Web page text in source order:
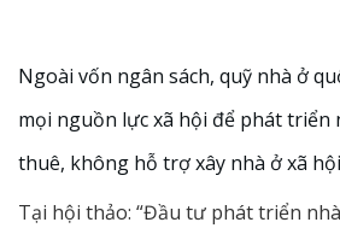
Ngoài vốn ngân sách, quỹ nhà ở
mọi nguồn lực xã hội để phát triển
thuê, không hỗ trợ xây nhà ở xã
Tại hội thảo: “Đầu tư phát triển